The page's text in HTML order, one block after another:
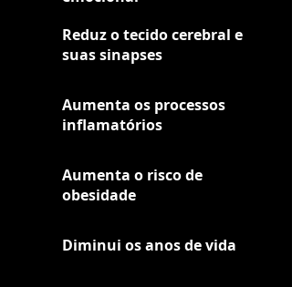
Reduz o tecido cerebral e
suas sinapses
Aumenta os processos
inflamatórios
Aumenta o risco de
obesidade
Diminui os anos de vida